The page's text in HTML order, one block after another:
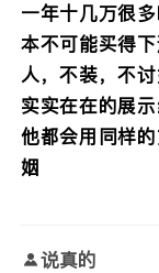
一年十几万很
本不可能买得
人，不装，不
实实在在的展
他都会用同样
姻
说真的